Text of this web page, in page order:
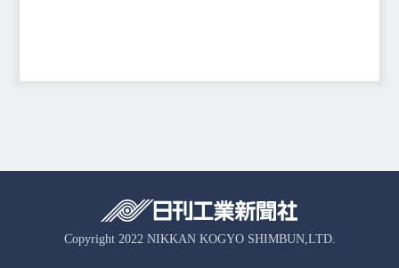
Copyright 2022 NIKKAN KOGYO SHIMBUN,LTD.